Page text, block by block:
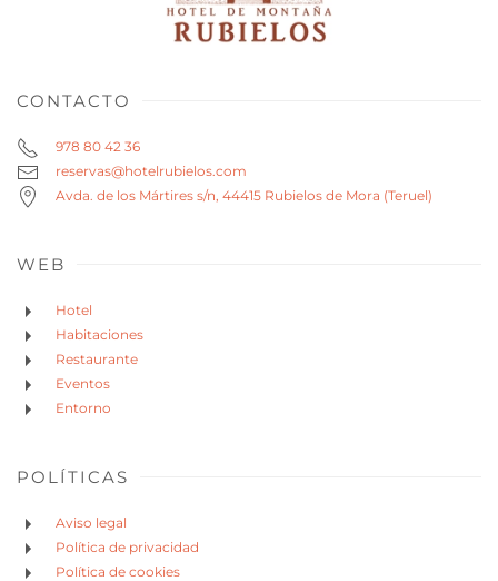
CONTACTO
978 80 42 36
reservas@hotelrubielos.com
Avda. de los Mártires s/n, 44415 Rubielos de Mora (Teruel)
WEB
Hotel
Habitaciones
Restaurante
Eventos
Entorno
POLÍTICAS
Aviso legal
Política de privacidad
Política de cookies